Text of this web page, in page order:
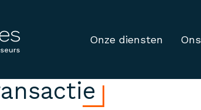
Onze diensten
bij